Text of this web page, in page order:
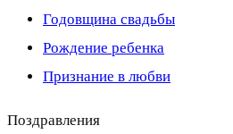
Годовщина свадьбы
Рождение ребенка
Признание в любви
Поздравления